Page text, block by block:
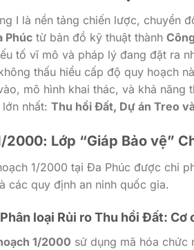
I là nền tảng chiến lược, chuyển
Phúc từ bản đồ kỹ thuật thành
tố vĩ mô và pháp lý đang đặt ra
thấu hiểu cấp độ quy hoạch
mô hình khai thác, và khả năng
nhất: Thu hồi Đất, Dự án Treo
2000: Lớp “Giáp Bảo vệ”
1/2000 tại Đa Phúc được chi
các quy định an ninh quốc gia.
Phân loại Rủi ro Thu hồi Đất:
1/2000 sử dụng mã hóa chức